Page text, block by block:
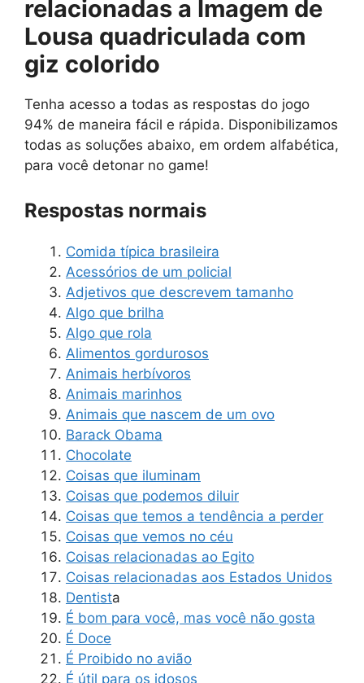
relacionadas a Imagem de
Lousa quadriculada com
giz colorido
Tenha acesso a todas as respostas do jogo
94% de maneira fácil e rápida. Disponibilizamos
todas as soluções abaixo, em ordem alfabética,
para você detonar no game!
Respostas normais
Comida típica brasileira
Acessórios de um policial
Adjetivos que descrevem tamanho
Algo que brilha
Algo que rola
Alimentos gordurosos
Animais herbívoros
Animais marinhos
Animais que nascem de um ovo
Barack Obama
Chocolate
Coisas que iluminam
Coisas que podemos diluir
Coisas que temos a tendência a perder
Coisas que vemos no céu
Coisas relacionadas ao Egito
Coisas relacionadas aos Estados Unidos
Dentista
É bom para você, mas você não gosta
É Doce
É Proibido no avião
É útil para os idosos